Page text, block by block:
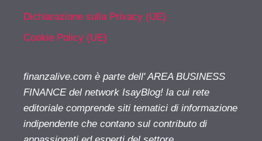
Dichiarazione sulla Privacy (UE)
Cookie Policy (UE)
finanzalive.com è parte dell' AREA BUSINESS
FINANCE del network IsayBlog! la cui rete
editoriale comprende siti tematici di informazione
indipendente che contano sul contributo di